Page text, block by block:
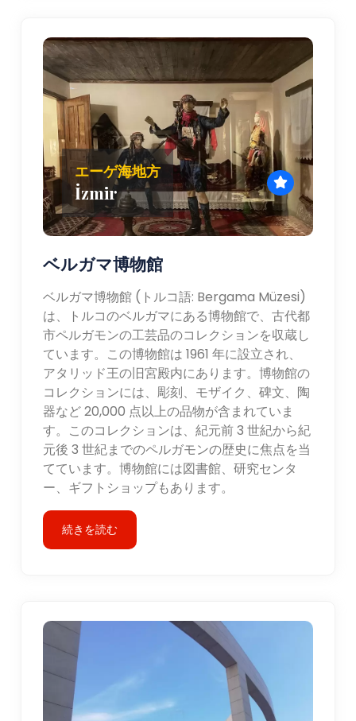
エーゲ海地方
İzmir
ベルガマ博物館
ベルガマ博物館 (トルコ語: Bergama Müzesi)
は、トルコのベルガマにある博物館で、古代都
市ペルガモンの工芸品のコレクションを収蔵し
ています。この博物館は 1961 年に設立され、
アタリッド王の旧宮殿内にあります。博物館の
コレクションには、彫刻、モザイク、碑文、陶
器など 20,000 点以上の品物が含まれていま
す。このコレクションは、紀元前 3 世紀から紀
元後 3 世紀までのペルガモンの歴史に焦点を当
てています。博物館には図書館、研究センタ
ー、ギフトショップもあります。
続きを読む